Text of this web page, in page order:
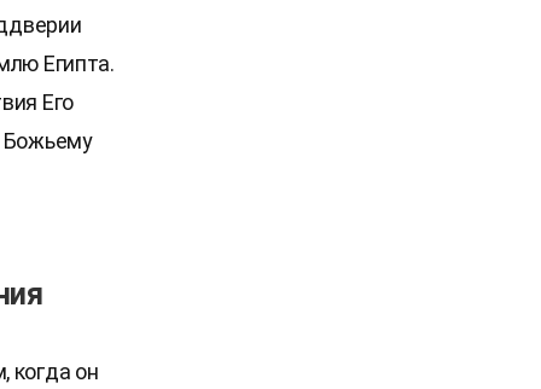
Египта.
Его
Божьему
когда он